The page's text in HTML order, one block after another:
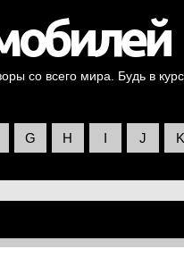
со всего мира. Будь в
G H I J K